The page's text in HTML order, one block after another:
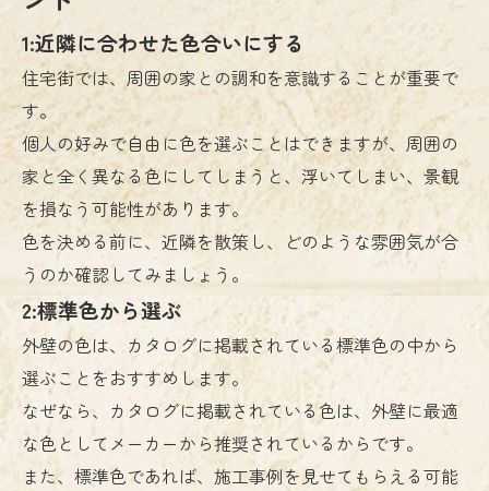
1:近隣に合わせた色合いにする
住宅街では、周囲の家との調和を意識することが重要で
す。
個人の好みで自由に色を選ぶことはできますが、周囲の
家と全く異なる色にしてしまうと、浮いてしまい、景観
を損なう可能性があります。
色を決める前に、近隣を散策し、どのような雰囲気が合
うのか確認してみましょう。
2:標準色から選ぶ
外壁の色は、カタログに掲載されている標準色の中から
選ぶことをおすすめします。
なぜなら、カタログに掲載されている色は、外壁に最適
な色としてメーカーから推奨されているからです。
また、標準色であれば、施工事例を見せてもらえる可能